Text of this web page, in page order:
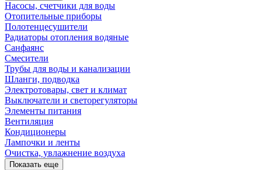
Насосы, счетчики для воды
Отопительные приборы
Полотенцесушители
Радиаторы отопления водяные
Санфаянс
Смесители
Трубы для воды и канализации
Шланги, подводка
Электротовары, свет и климат
Выключатели и светорегуляторы
Элементы питания
Вентиляция
Кондиционеры
Лампочки и ленты
Очистка, увлажнение воздуха
Показать еще